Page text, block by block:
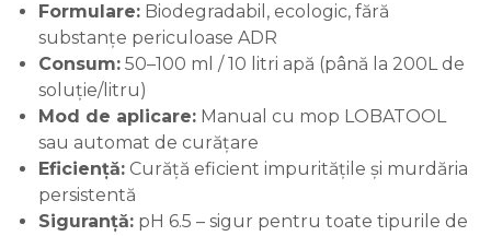
Formulare: Biodegradabil, ecologic, fără
substanțe periculoase ADR
Consum: 50–100 ml / 10 litri apă (până la 200L de
soluție/litru)
Mod de aplicare: Manual cu mop LOBATOOL
sau automat de curățare
Eficiență: Curăță eficient impuritățile și murdăria
persistentă
Siguranță: pH 6.5 – sigur pentru toate tipurile de